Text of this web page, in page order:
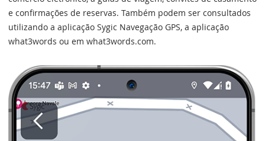
e confirmações de reservas. Também podem ser consultados
utilizando a aplicação Sygic Navegação GPS, a aplicação
what3words ou em what3words.com.